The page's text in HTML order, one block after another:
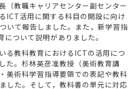
（教職キャリアセンター副センター
ICT活用に関する科目の開設に向け
いて報告しました。また，新学習指
ついて説明がありました。
る教科教育におけるICTの活用につ
た。杉林英彦准教授（美術教育講
美術科学習指導要領での表記や教科
した。そして，教科書の単元に対応